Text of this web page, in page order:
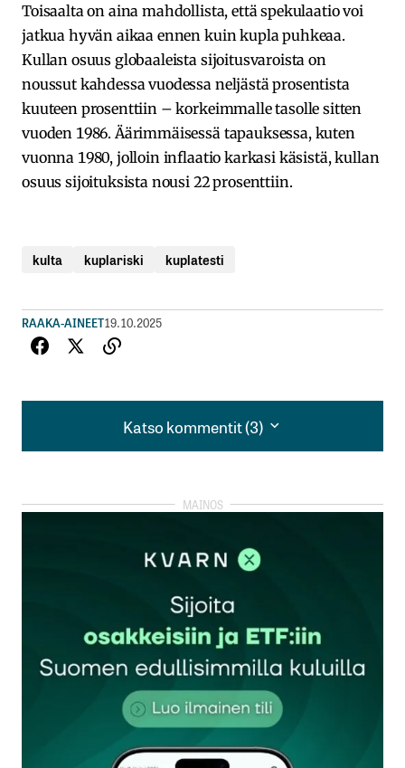
Toisaalta on aina mahdollista, että spekulaatio voi
jatkua hyvän aikaa ennen kuin kupla puhkeaa.
Kullan osuus globaaleista sijoitusvaroista on
noussut kahdessa vuodessa neljästä prosentista
kuuteen prosenttiin – korkeimmalle tasolle sitten
vuoden 1986. Äärimmäisessä tapauksessa, kuten
vuonna 1980, jolloin inflaatio karkasi käsistä, kullan
osuus sijoituksista nousi 22 prosenttiin.
kulta kuplariski kuplatesti
RAAKA-AINEET19.10.2025
Katso kommentit (3)
Katso kommentit (3)
lähtee laskuun, odotetaan ja ostetaan taas kun
Vastaa
Sijoittajille, jotka kysyvät ”kuka ostaa kultaa?”,
vastaus on selvä – ja opettavainen. Kun
vakauden haltijat, vaihtavat paperiomaisuutta